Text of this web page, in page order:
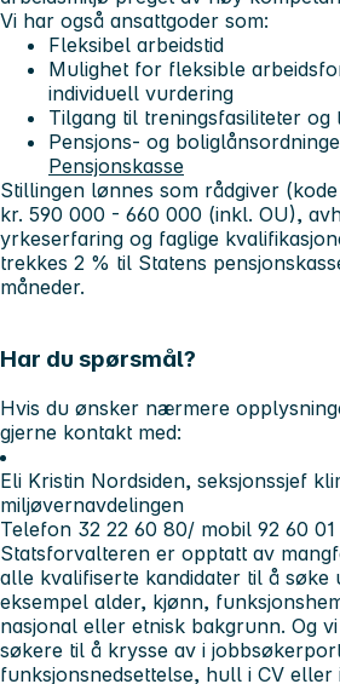
Vi har også ansattgoder som:
Fleksibel arbeidstid
Mulighet for fleksible
individuell vurdering
Tilgang til treningsfasiliteter og
Pensjons- og
Pensjonskasse
Stillingen lønnes som rådgiver
kr. 590 000 - 660 000 (inkl. OU),
yrkeserfaring og faglige
trekkes 2 % til Statens
måneder.
Har du spørsmål?
Hvis du ønsker nærmere
gjerne kontakt med:
Eli Kristin Nordsiden, seksjonssjef
miljøvernavdelingen
Telefon 32 22 60 80/ mobil 92 60 01
Statsforvalteren er opptatt av
alle kvalifiserte kandidater til å søke
eksempel alder, kjønn,
nasjonal eller etnisk bakgrunn. Og
søkere til å krysse av i
funksjonsnedsettelse, hull i CV